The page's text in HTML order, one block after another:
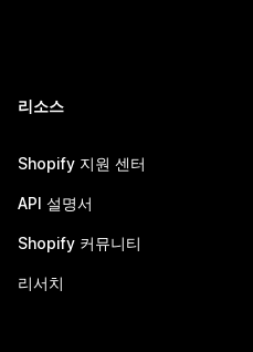
리소스
Shopify 지원 센터
API 설명서
Shopify 커뮤니티
리서치